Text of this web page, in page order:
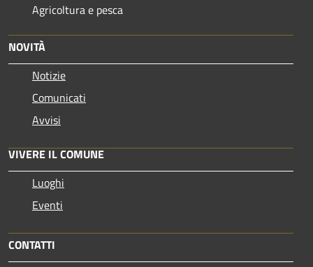
Agricoltura e pesca
NOVITÀ
Notizie
Comunicati
Avvisi
VIVERE IL COMUNE
Luoghi
Eventi
CONTATTI